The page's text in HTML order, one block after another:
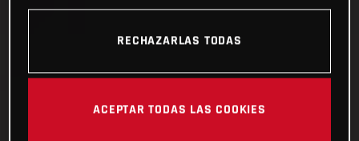
RECHAZARLAS TODAS
ACEPTAR TODAS LAS COOKIES